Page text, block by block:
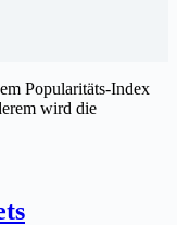
Popularitäts-Index
wird die